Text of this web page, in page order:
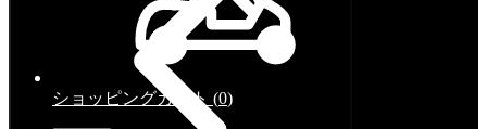
ショッピングカート (0)